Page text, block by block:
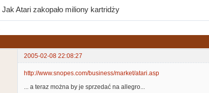
Jak Atari zakopało miliony kartridży
2005-02-08 22:08:27
http://www.snopes.com/business/market/atari.asp
... a teraz można by je sprzedać na allegro...